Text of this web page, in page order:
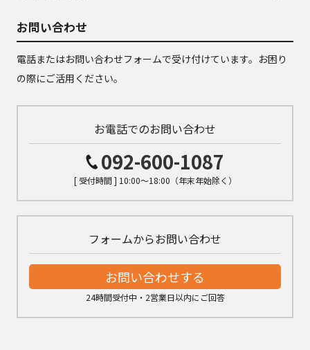
お問い合わせ
電話またはお問い合わせフォームで受け付けています。お困り
の際にご活用ください。
お電話でのお問い合わせ
092-600-1087
[ 受付時間 ] 10:00～18:00（年末年始除く）
フォームからお問い合わせ
お問い合わせする
24時間受付中・2営業日以内にご回答